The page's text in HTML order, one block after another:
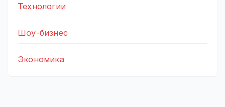
Технологии
Шоу-бизнес
Экономика